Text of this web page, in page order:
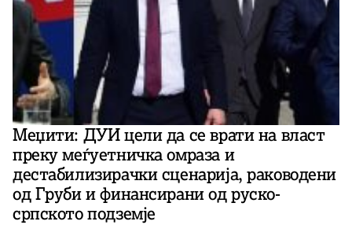
Меџити: ДУИ цели да се врати на власт
преку меѓуетничка омраза и
дестабилизирачки сценарија, раководени
од Груби и финансирани од руско-
српското подземје